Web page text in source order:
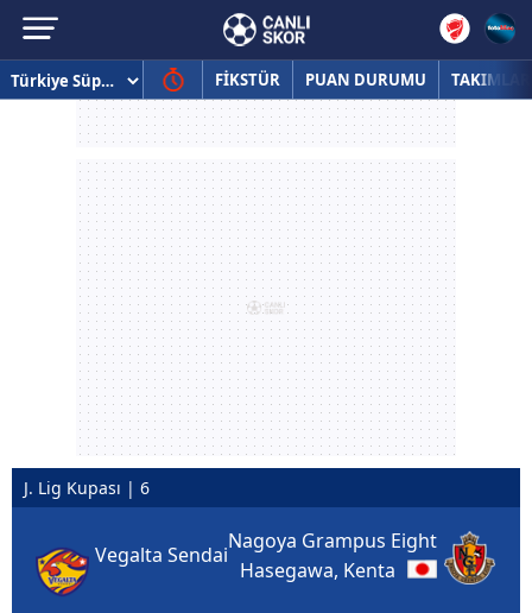
FİKSTÜR PUAN DURUMU TAKIMLAR
J. Lig Kupası | 6
Vegalta Sendai
Nagoya Grampus Eight
Hasegawa, Kenta